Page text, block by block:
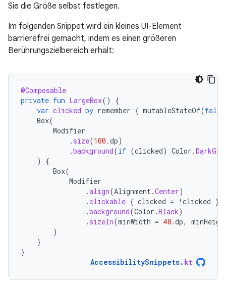
Sie die Größe selbst festlegen.
Im folgenden Snippet wird ein kleines UI-Element
barrierefrei gemacht, indem es einen größeren
Berührungszielbereich erhält:
@Composable
private fun LargeBox()
{
var clicked by remember { mutableStateOf(false
Box(
Modifier
. size(100.dp)
.background(if (clicked) Color .
)
{
Box(
Modifier
.align(Alignment .Center)
.clickable { clicked = ! clicked }
.background(Color .Black)
. sizeIn(minWidth = 48.dp,
)
}
}
AccessibilitySnippets. kt